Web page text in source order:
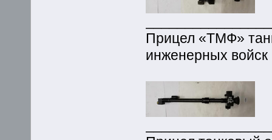
Прицел «ТМФ»
инженерных войск